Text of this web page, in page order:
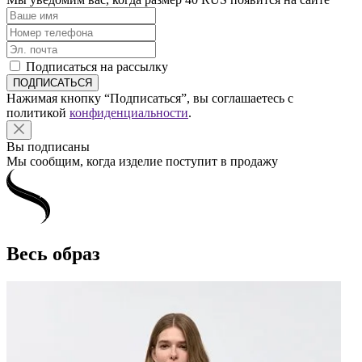
Подписаться на рассылку
Нажимая кнопку “Подписаться”, вы соглашаетесь с
политикой конфиденциальности.
Вы подписаны
Мы сообщим, когда изделие поступит в продажу
Весь образ